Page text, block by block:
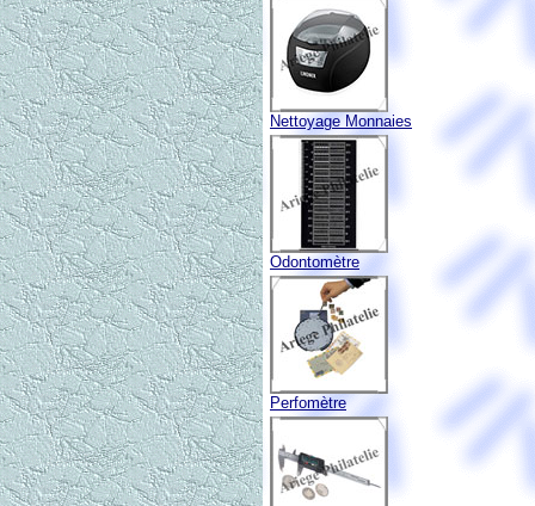
Nettoyage Monnaies
Odontomètre
Perfomètre